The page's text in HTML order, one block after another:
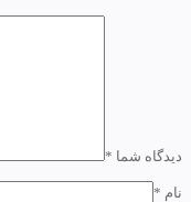
دیدگاه شما *
نام *